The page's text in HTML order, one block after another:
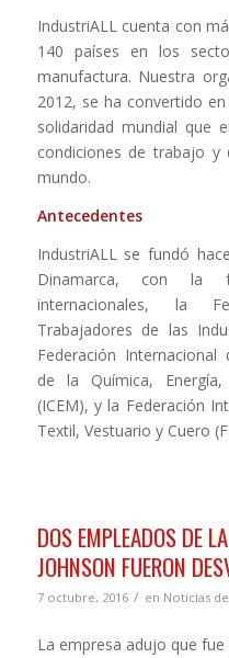
IndustriALL cuenta con
140 países en los
manufactura. Nuestra
2012, se ha convertido
solidaridad mundial que
condiciones de trabajo y
mundo.
Antecedentes
IndustriALL se fundó
Dinamarca, con la
internacionales, la
Trabajadores de las
Federación
de la Química,
(ICEM), y la Federación
Textil, Vestuario y Cuero
DOS EMPLEADOS DE
JOHNSON FUERON
7 octubre, 2016 / en Noticias de
La empresa adujo que